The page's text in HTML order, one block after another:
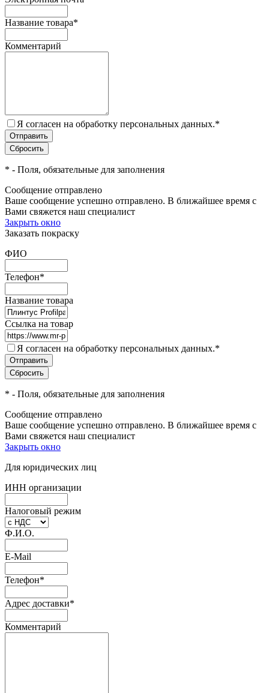
Название товара*
Комментарий
Я согласен на обработку персональных данных.*
* - Поля, обязательные для заполнения
Сообщение отправлено
Ваше сообщение успешно отправлено. В ближайшее время с
Вами свяжется наш специалист
Закрыть окно
Заказать покраску
ФИО
Телефон*
Название товара
Ссылка на товар
Я согласен на обработку персональных данных.*
* - Поля, обязательные для заполнения
Сообщение отправлено
Ваше сообщение успешно отправлено. В ближайшее время с
Вами свяжется наш специалист
Закрыть окно
Для юридических лиц
ИНН организации
Налоговый режим
Ф.И.О.
E-Mail
Телефон*
Адрес доставки*
Комментарий